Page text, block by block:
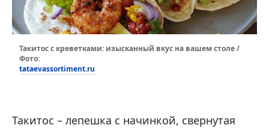
Такитос с креветками: изысканный вкус на вашем столе /
Фото:
tataevassortiment.ru
Такитос – лепешка с начинкой, свернутая